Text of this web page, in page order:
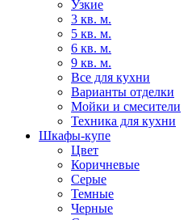
Узкие
3 кв. м.
5 кв. м.
6 кв. м.
9 кв. м.
Все для кухни
Варианты отделки
Мойки и смесители
Техника для кухни
Шкафы-купе
Цвет
Коричневые
Серые
Темные
Черные